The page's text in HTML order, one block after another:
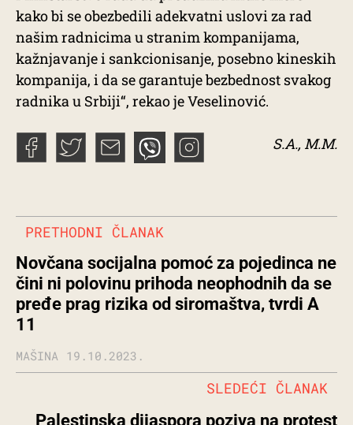
kako bi se obezbedili adekvatni uslovi za rad
našim radnicima u stranim kompanijama,
kažnjavanje i sankcionisanje, posebno kineskih
kompanija, i da se garantuje bezbednost svakog
radnika u Srbiji“, rekao je Veselinović.
S.A., M.M.
PRETHODNI ČLANAK
Novčana socijalna pomoć za pojedinca ne
čini ni polovinu prihoda neophodnih da se
pređe prag rizika od siromaštva, tvrdi A
11
MAŠINA 19.10.2023.
Palestinska dijaspora poziva na protest
SLEDEĆI ČLANAK